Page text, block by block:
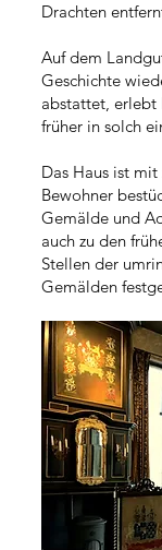
Drachten
Auf dem
Geschichte
abstattet, erlebt
früher in solch
Das Haus ist
Bewohner
Gemälde und
auch zu den
Stellen der
Gemälden